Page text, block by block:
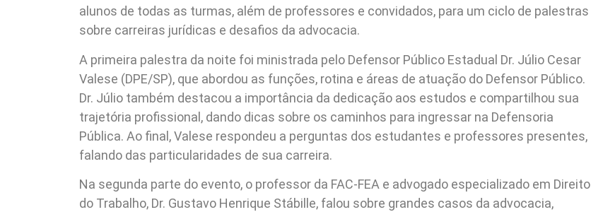
alunos de todas as turmas, além de professores e convidados, para um ciclo de palestras
sobre carreiras jurídicas e desafios da advocacia.
A primeira palestra da noite foi ministrada pelo Defensor Público Estadual Dr. Júlio Cesar
Valese (DPE/SP), que abordou as funções, rotina e áreas de atuação do Defensor Público.
Dr. Júlio também destacou a importância da dedicação aos estudos e compartilhou sua
trajetória profissional, dando dicas sobre os caminhos para ingressar na Defensoria
Pública. Ao final, Valese respondeu a perguntas dos estudantes e professores presentes,
falando das particularidades de sua carreira.
Na segunda parte do evento, o professor da FAC-FEA e advogado especializado em Direito
do Trabalho, Dr. Gustavo Henrique Stábille, falou sobre grandes casos da advocacia,